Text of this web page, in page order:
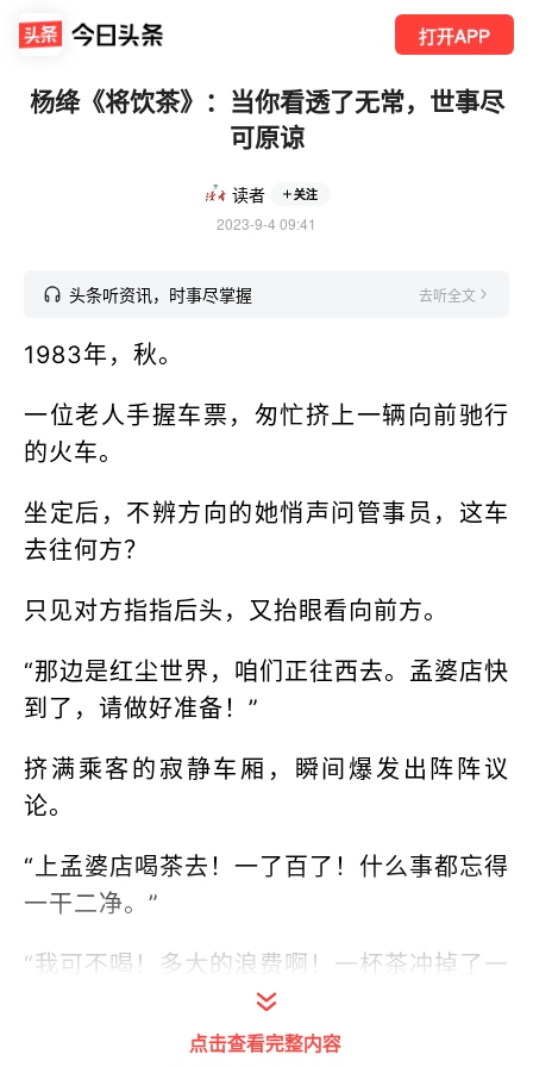
打开APP
杨绛《将饮茶》：当你看透了无常，世事尽
可原谅
读者 关注
2023-9-4 09:41
头条听资讯，时事尽掌握 去听全文
1983年，秋。
一位老人手握车票，匆忙挤上一辆向前驰行
的火车。
坐定后，不辨方向的她悄声问管事员，这车
去往何方？
只见对方指指后头，又抬眼看向前方。
“那边是红尘世界，咱们正往西去。孟婆店快
到了，请做好准备！”
挤满乘客的寂静车厢，瞬间爆发出阵阵议
论。
“上孟婆店喝茶去！一了百了！什么事都忘得
一干二净。”
“我可不喝！多大的浪费啊！一杯茶冲掉了一
辈子的经验，一辈子不都是白活了？”
点击查看完整内容